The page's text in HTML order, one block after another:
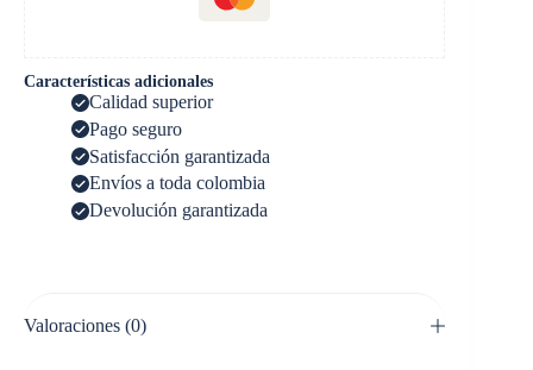
Características adicionales
Calidad superior
Pago seguro
Satisfacción garantizada
Envíos a toda colombia
Devolución garantizada
Valoraciones (0)